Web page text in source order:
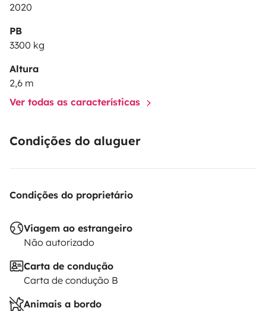
2020
PB
3300 kg
Altura
2,6 m
Ver todas as características
Condições do aluguer
Condições do proprietário
Viagem ao estrangeiro
Não autorizado
Carta de condução
Carta de condução B
Animais a bordo